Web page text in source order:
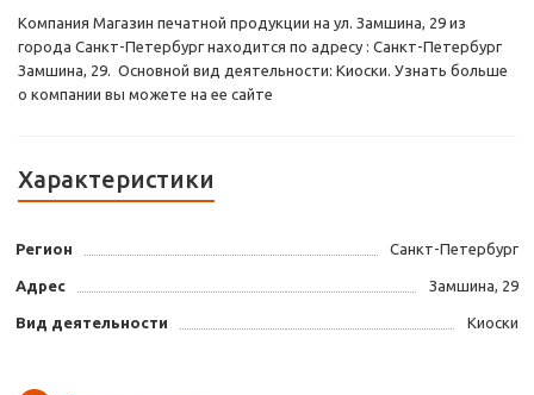
Компания Магазин печатной продукции на ул. Замшина, 29 из
города Санкт-Петербург находится по адресу : Санкт-Петербург
Замшина, 29. Основной вид деятельности: Киоски. Узнать больше
о компании вы можете на ее сайте
Характеристики
Регион Санкт-Петербург
Адрес Замшина, 29
Вид деятельности Киоски